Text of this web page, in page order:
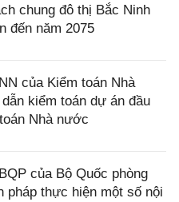
chung đô thị Bắc Ninh
đến năm 2075
của Kiểm toán Nhà
kiểm toán dự án đầu
Nhà nước
của Bộ Quốc phòng
pháp thực hiện một số nội